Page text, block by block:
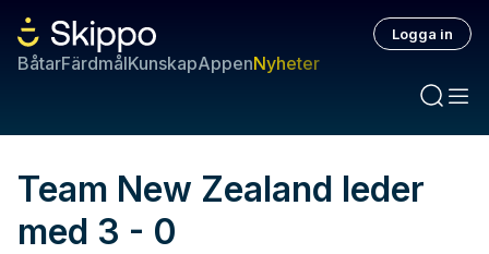
BåtarFärdmålKunskapAppenNyheter
Logga in
Team New Zealand leder
med 3 - 0